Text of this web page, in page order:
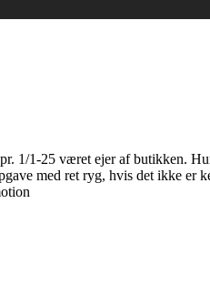
1-25 været ejer af butikken.
med ret ryg, hvis det ikke